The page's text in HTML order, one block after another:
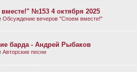
№153 4 октября 2025
Обсуждение вечеров "Споем вместе!"
барда - Андрей Рыбаков
Авторские песни